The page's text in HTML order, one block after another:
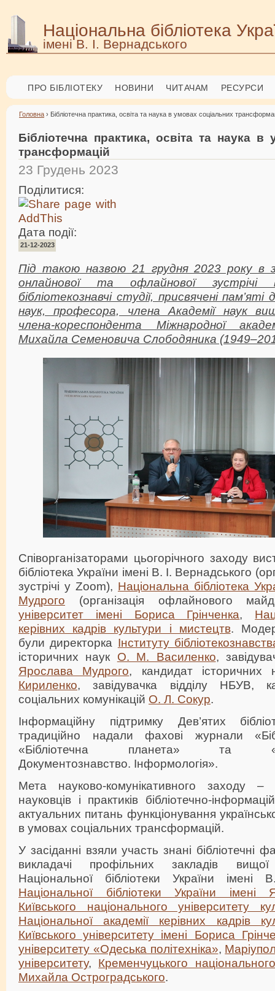
Національна бібліотека
імені В. І. Вернадського
ПРО БІБЛІОТЕКУ НОВИНИ ЧИТАЧАМ РЕСУРСИ
Головна › Бібліотечна практика, освіта та наука в умовах соціальних
Бібліотечна практика, освіта та наука в
трансформацій
23 Грудень 2023
Поділитися:
Дата події:
21-12-2023
Під такою назвою 21 грудня 2023 року в
онлайнової та офлайнової зустрічі
бібліотекознавчі студії, присвячені
наук, професора, члена Академії наук
члена-кореспондента Міжнародної
Михайла Семеновича Слободяника
Співорганізаторами цьогорічного заходу
бібліотека України імені В. І. Вернадського
зустрічі у Zoom), Національна бібліотека
Мудрого (організація офлайнового
університет імені Бориса Грінченка,
керівних кадрів культури і мистецтв.
були директорка Інституту
історичних наук О. М. Василенко,
Ярослава Мудрого, кандидат
Кириленко, завідувачка відділу НБУВ,
соціальних комунікацій О. Л. Сокур.
Інформаційну підтримку Дев’ятих
традиційно надали фахові журнали
«Бібліотечна планета» та
Документознавство. Інформологія».
Мета науково-комунікативного заходу –
науковців і практиків бібліотечно-
актуальних питань функціонування
в умовах соціальних трансформацій.
У засіданні взяли участь знані бібліотечні
викладачі профільних закладів
Національної бібліотеки України імені
Національної бібліотеки України
Київського національного університету
Національної академії керівних кадрів
Київського університету імені Бориса
університету «Одеська політехніка»,
університету, Кременчуцького
Михайла Остроградського.